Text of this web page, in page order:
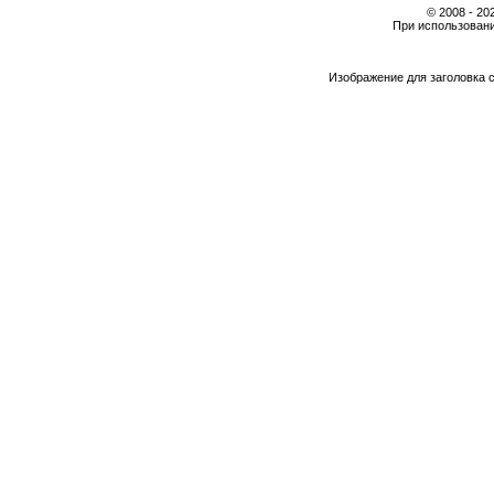
© 2008 -
При
Изображение для